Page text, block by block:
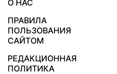
О НАС
ПРАВИЛА
ПОЛЬЗОВАНИЯ
САЙТОМ
РЕДАКЦИОННАЯ
ПОЛИТИКА